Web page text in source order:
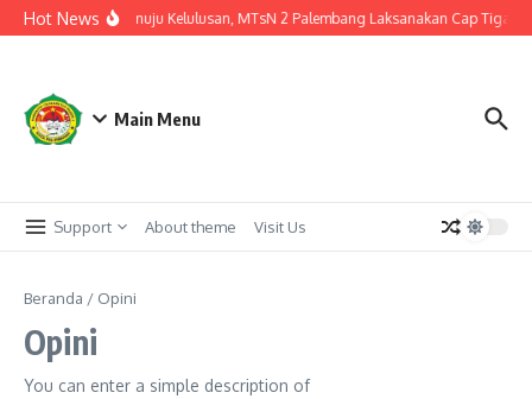
Lewati ke konten
Hot News
Langkah Akhir Menuju Kelulusan, MTsN 2 Palembang Laksanakan Cap Tiga
Main Menu
Support About theme Visit Us
Beranda / Opini
Opini
You can enter a simple description of